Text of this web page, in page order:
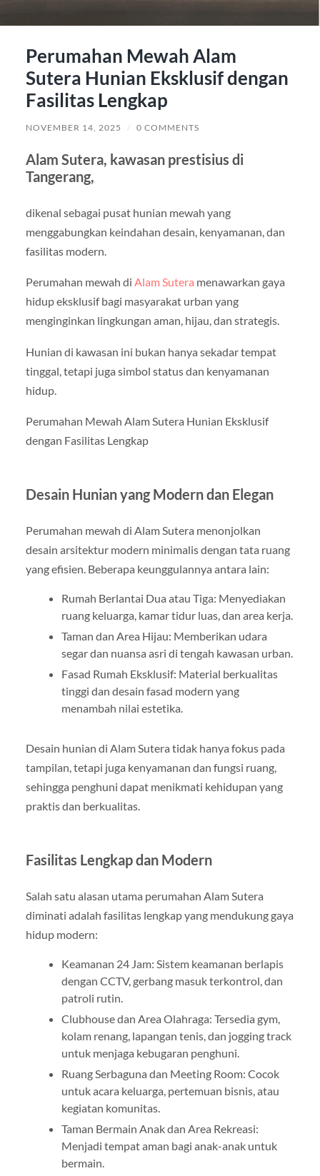
Perumahan Mewah Alam
Sutera Hunian Eksklusif dengan
Fasilitas Lengkap
NOVEMBER 14, 2025 / 0 COMMENTS
Alam Sutera, kawasan prestisius di
Tangerang,
dikenal sebagai pusat hunian mewah yang
menggabungkan keindahan desain, kenyamanan, dan
fasilitas modern.
Perumahan mewah di Alam Sutera menawarkan gaya
hidup eksklusif bagi masyarakat urban yang
menginginkan lingkungan aman, hijau, dan strategis.
Hunian di kawasan ini bukan hanya sekadar tempat
tinggal, tetapi juga simbol status dan kenyamanan
hidup.
Perumahan Mewah Alam Sutera Hunian Eksklusif
dengan Fasilitas Lengkap
Desain Hunian yang Modern dan Elegan
Perumahan mewah di Alam Sutera menonjolkan
desain arsitektur modern minimalis dengan tata ruang
yang efisien. Beberapa keunggulannya antara lain:
Rumah Berlantai Dua atau Tiga: Menyediakan
ruang keluarga, kamar tidur luas, dan area kerja.
Taman dan Area Hijau: Memberikan udara
segar dan nuansa asri di tengah kawasan urban.
Fasad Rumah Eksklusif: Material berkualitas
tinggi dan desain fasad modern yang
menambah nilai estetika.
Desain hunian di Alam Sutera tidak hanya fokus pada
tampilan, tetapi juga kenyamanan dan fungsi ruang,
sehingga penghuni dapat menikmati kehidupan yang
praktis dan berkualitas.
Fasilitas Lengkap dan Modern
Salah satu alasan utama perumahan Alam Sutera
diminati adalah fasilitas lengkap yang mendukung gaya
hidup modern:
Keamanan 24 Jam: Sistem keamanan berlapis
dengan CCTV, gerbang masuk terkontrol, dan
patroli rutin.
Clubhouse dan Area Olahraga: Tersedia gym,
kolam renang, lapangan tenis, dan jogging track
untuk menjaga kebugaran penghuni.
Ruang Serbaguna dan Meeting Room: Cocok
untuk acara keluarga, pertemuan bisnis, atau
kegiatan komunitas.
Taman Bermain Anak dan Area Rekreasi:
Menjadi tempat aman bagi anak-anak untuk
bermain.